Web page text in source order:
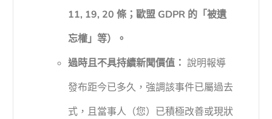
11, 19, 20 條；歐盟 GDPR 的「被遺
忘權」等）。
過時且不具持續新聞價值： 說明報導
發布距今已多久，強調該事件已屬過去
式，且當事人（您）已積極改善或現狀